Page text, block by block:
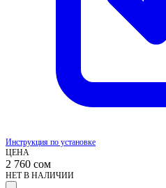
Инструкция по установке
ЦЕНА
2 760 сом
НЕТ В НАЛИЧИИ